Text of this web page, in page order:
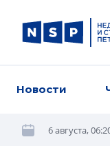
Новости
6 августа,